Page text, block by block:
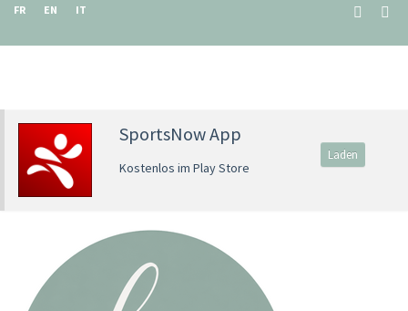
FR EN IT
SportsNow App
Kostenlos im Play Store
Laden